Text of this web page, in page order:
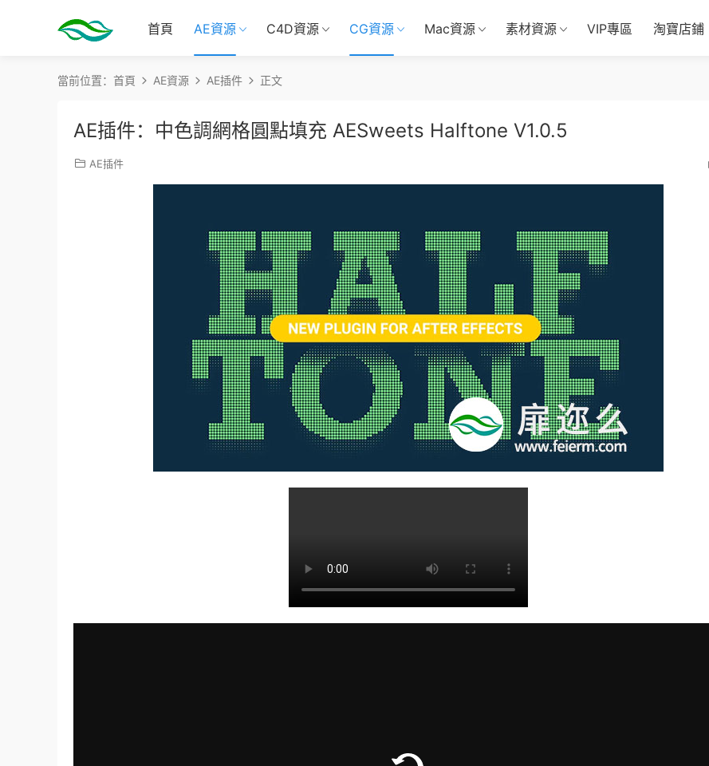
首頁 AE資源 C4D資源 CG資源 Mac資源 素材資源 VIP專區 淘寶店鋪
當前位置： 首頁 AE資源 AE插件 正文
AE插件：中色調網格圓點填充 AESweets Halftone V1.0.5
AE插件